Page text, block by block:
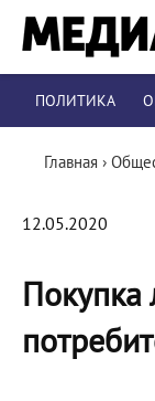
ПОЛИТИКА
Главная ›
12.05.2020
Покупка